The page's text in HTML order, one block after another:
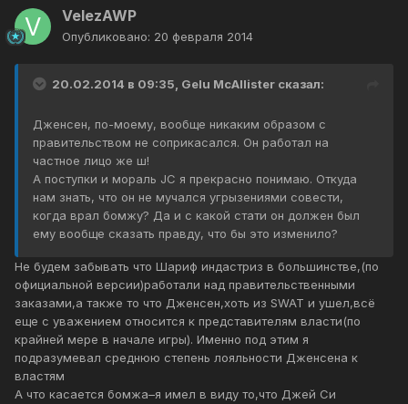
VelezAWP
Опубликовано: 20 февраля 2014
20.02.2014 в 09:35, Gelu McAllister сказал:
Дженсен, по-моему, вообще никаким образом с
правительством не соприкасался. Он работал на
частное лицо же ш!
А поступки и мораль JC я прекрасно понимаю. Откуда
нам знать, что он не мучался угрызениями совести,
когда врал бомжу? Да и с какой стати он должен был
ему вообще сказать правду, что бы это изменило?
Не будем забывать что Шариф индастриз в большинстве,(по
официальной версии)работали над правительственными
заказами,а также то что Дженсен,хоть из SWAT и ушел,всё
еще с уважением относится к представителям власти(по
крайней мере в начале игры). Именно под этим я
подразумевал среднюю степень лояльности Дженсена к
властям
А что касается бомжа–я имел в виду то,что Джей Си